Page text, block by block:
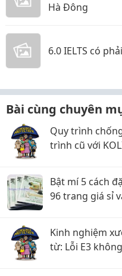
Hà Đông
6.0 IELTS có
Bài cùng chuyên
Quy trình
trình cũ với
Bật mí 5 cách
96 trang giá sỉ
Kinh nghiệm
từ: Lỗi E3